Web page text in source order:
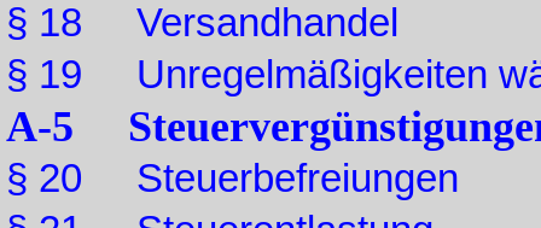
§ 18 Versandhandel
§ 19 Unregelmäßigkeiten
A-5
§ 20 Steuerbefreiungen